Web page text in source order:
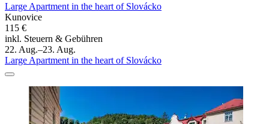
Large Apartment in the heart of Slovácko
Kunovice
115 €
inkl. Steuern & Gebühren
22. Aug.–23. Aug.
Large Apartment in the heart of Slovácko